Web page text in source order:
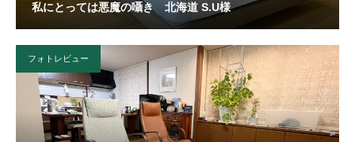
私にとっては悪魔の囁き 北海道 S.U様
フォトレビュー